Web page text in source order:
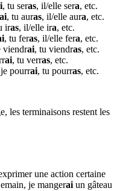
, tu seras, il/elle sera, etc.
ai, tu auras, il/elle aura, etc.
iras, il/elle ira, etc.
, tu feras, il/elle fera, etc.
viendrai, tu viendras, etc.
ai, tu verras, etc.
pourrai, tu pourras, etc.
les terminaisons restent les
une action certaine
je mangerai un gâteau